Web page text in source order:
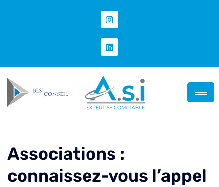
Associations :
connaissez-vous l’appel